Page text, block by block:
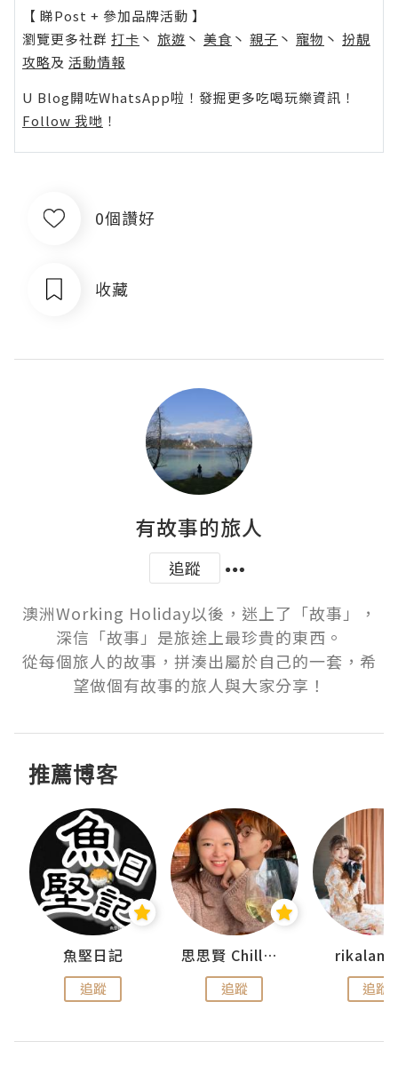
【 睇Post + 參加品牌活動 】
瀏覽更多社群 打卡 丶 旅遊 丶 美食 丶 親子 丶 寵物 丶 扮靚
攻略及 活動情報
U Blog開咗WhatsApp啦！發掘更多吃喝玩樂資訊！
Follow 我哋 ！
0個讚好
收藏
有故事的旅人
追蹤
澳洲Working Holiday以後，迷上了「故事」，
深信「故事」是旅途上最珍貴的東西。
從每個旅人的故事，拼湊出屬於自己的一套，希
望做個有故事的旅人與大家分享！
推薦博客
魚堅日記
追蹤
思思賢 ChillMyBabe
追蹤 追蹤